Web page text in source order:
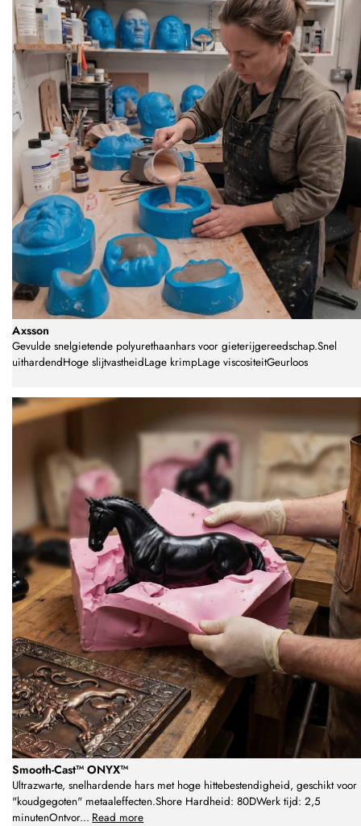
Axsson
Gevulde snelgietende polyurethaanhars voor gieterijgereedschap.Snel
uithardendHoge slijtvastheidLage krimpLage viscositeitGeurloos
Smooth-Cast™ ONYX™
Ultrazwarte, snelhardende hars met hoge hittebestendigheid, geschikt voor
"koudgegoten" metaaleffecten.Shore Hardheid: 80DWerk tijd: 2,5
minutenOntvor... Read more